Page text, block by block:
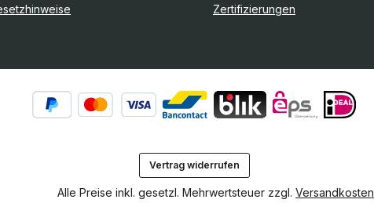
Zertifizierungen
Vertrag widerrufen
Alle Preise inkl. gesetzl. Mehrwertsteuer zzgl. Versandkosten